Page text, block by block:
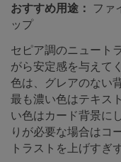
おすすめ用途：
ファ
ップ
セピア調のニュート
がら安定感を与えて
色は、グレアのない
最も濃い色はテキス
い色はカード背景に
りが必要な場合はコ
トラストを上げすぎ